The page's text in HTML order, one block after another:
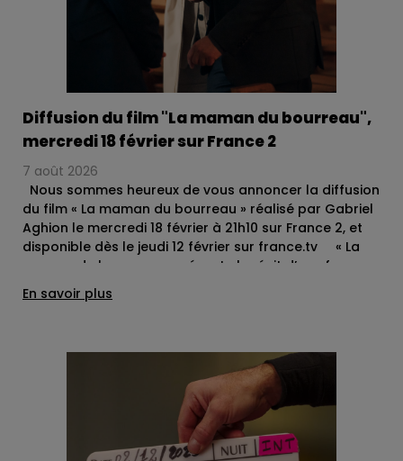
Diffusion du film "La maman du bourreau",
mercredi 18 février sur France 2
7 août 2026
Nous sommes heureux de vous annoncer la diffusion
du film « La maman du bourreau » réalisé par Gabriel
Aghion le mercredi 18 février à 21h10 sur France 2, et
disponible dès le jeudi 12 février sur france.tv « La
maman du bourreau » présente le récit d’une femme
confrontée à une vérité qui vient bouleverser non
seulement sa vie, mais aussi son identité de mère. À
d’aborder un sujet extrêmement sensible avec
retenue, en restant au plus près de l’humain. Le film
pose une question vertigineuse, presque impossible à
formuler, mais essentielle : comment aimer son
enfant lorsque l’innommable surgit ? Le film a été
retenu en compétition officielle au Festival de la
En savoir plus